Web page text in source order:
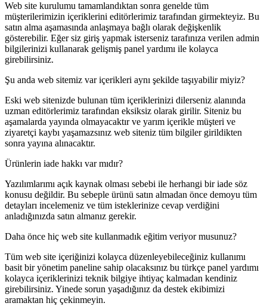
Web site kurulumu tamamlandıktan sonra genelde tüm
müşterilerimizin içeriklerini editörlerimiz tarafından girmekteyiz. Bu
satın alma aşamasında anlaşmaya bağlı olarak değişkenlik
gösterebilir. Eğer siz giriş yapmak isterseniz tarafınıza verilen admin
bilgilerinizi kullanarak gelişmiş panel yardımı ile kolayca
girebilirsiniz.
Şu anda web sitemiz var içerikleri aynı şekilde taşıyabilir miyiz?
Eski web sitenizde bulunan tüm içeriklerinizi dilerseniz alanında
uzman editörlerimiz tarafından eksiksiz olarak girilir. Siteniz bu
aşamalarda yayında olmayacaktır ve yarım içerikle müşteri ve
ziyaretçi kaybı yaşamazsınız web siteniz tüm bilgiler girildikten
sonra yayına alınacaktır.
Ürünlerin iade hakkı var mıdır?
Yazılımlarımı açık kaynak olması sebebi ile herhangi bir iade söz
konusu değildir. Bu sebeple ürünü satın almadan önce demoyu tüm
detayları incelemeniz ve tüm isteklerinize cevap verdiğini
anladığınızda satın almanız gerekir.
Daha önce hiç web site kullanmadık eğitim veriyor musunuz?
Tüm web site içeriğinizi kolayca düzenleyebileceğiniz kullanımı
basit bir yönetim paneline sahip olacaksınız bu türkçe panel yardımı
kolayca içeriklerinizi teknik bilgiye ihtiyaç kalmadan kendiniz
girebilirsiniz. Yinede sorun yaşadığınız da destek ekibimizi
aramaktan hiç çekinmeyin.